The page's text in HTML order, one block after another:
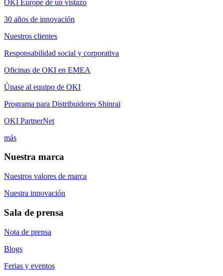
OKI Europe de un vistazo
30 años de innovación
Nuestros clientes
Responsabilidad social y corporativa
Oficinas de OKI en EMEA
Únase al equipo de OKI
Programa para Distribuidores Shinrai
OKI PartnerNet
más
Nuestra marca
Nuestros valores de marca
Nuestra innovación
Sala de prensa
Nota de prensa
Blogs
Ferias y eventos